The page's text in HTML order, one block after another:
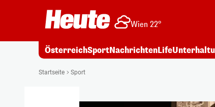
Wien 22°
ÖsterreichSportNachrichtenLife
Startseite Sport